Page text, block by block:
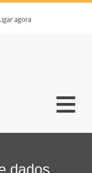
agora
≡
dados